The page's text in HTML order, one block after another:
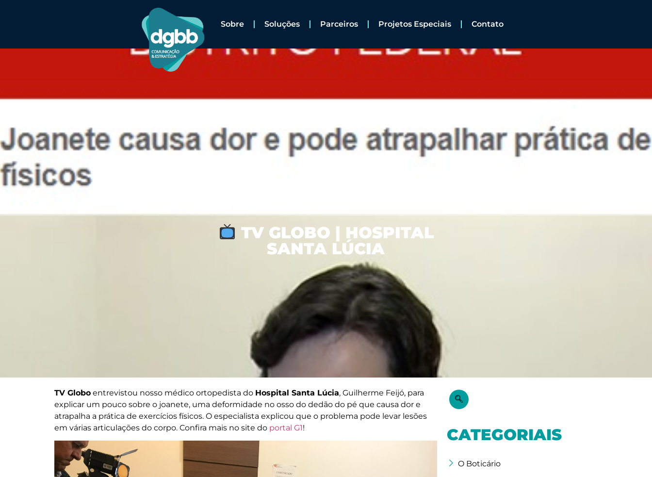
Sobre Soluções Parceiros Projetos Especiais Contato
TV GLOBO | HOSPITAL
SANTA LÚCIA
TV Globo entrevistou nosso médico ortopedista do Hospital Santa Lúcia, Guilherme Feijó, para
explicar um pouco sobre o joanete, uma deformidade no osso do dedão do pé que causa dor e
atrapalha a prática de exercícios físicos. O especialista explicou que o problema pode levar lesões
em várias articulações do corpo. Confira mais no site do portal G1! CATEGORIAIS
O Boticário